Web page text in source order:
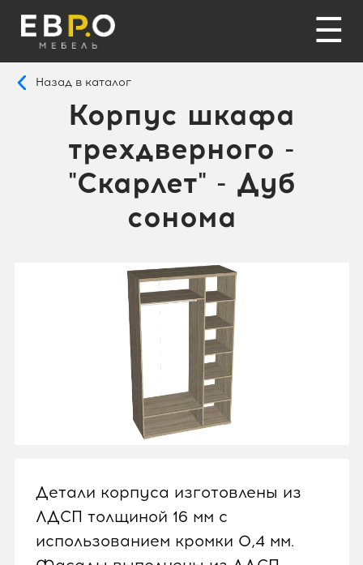
☰
Назад в каталог
Корпус шкафа
трехдверного -
"Скарлет" - Дуб
сонома
Детали корпуса изготовлены из
ЛДСП толщиной 16 мм с
использованием кромки 0,4 мм.